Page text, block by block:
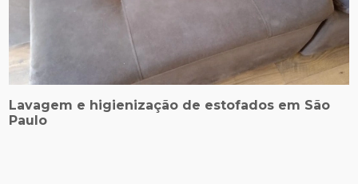
Lavagem e higienização de estofados em São
Paulo